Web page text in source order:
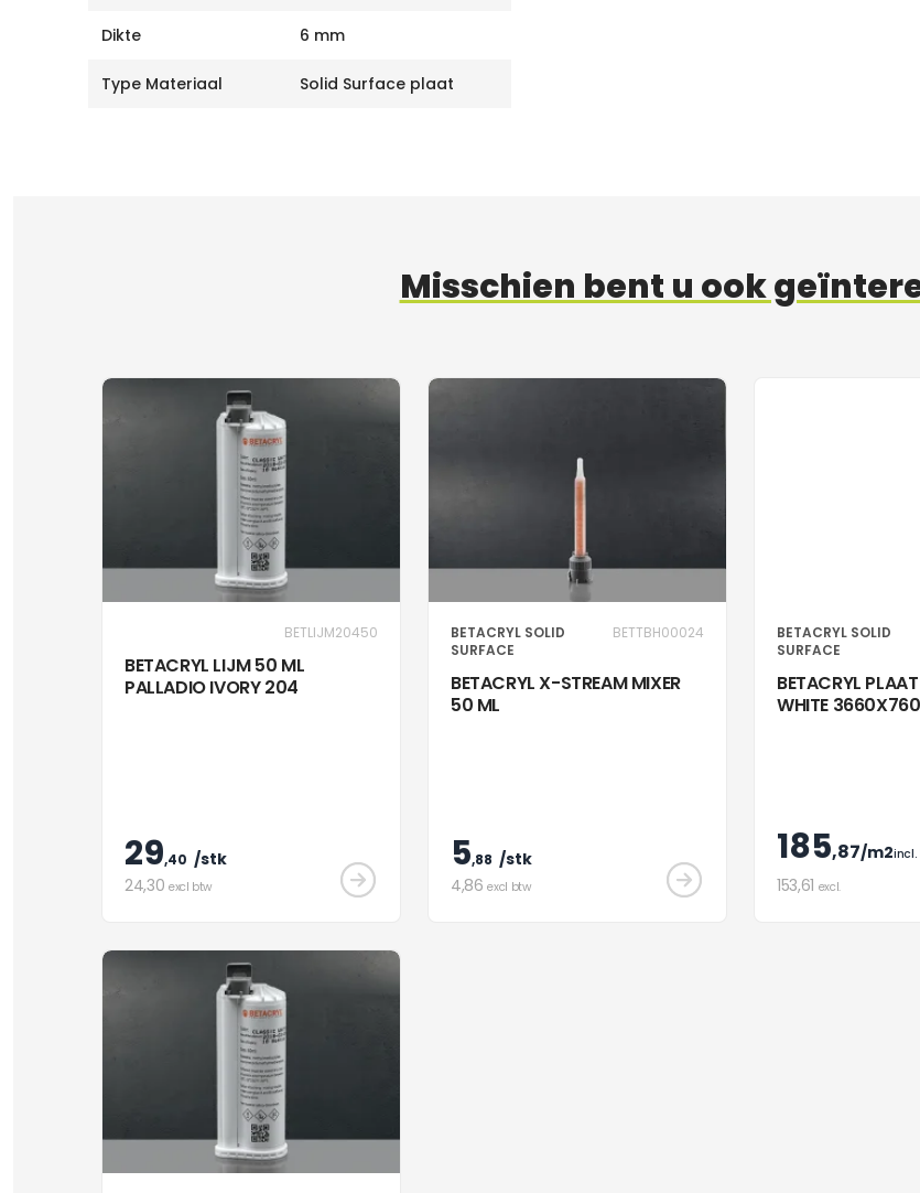
Dikte 6 mm
Type Materiaal Solid Surface plaat
Misschien bent u ook
BETLIJM20450
BETACRYL LIJM 50 ML
PALLADIO IVORY 204
29,40 /stk
24,30 excl btw
BETACRYL SOLID
SURFACE
BETTBH00024
BETACRYL X-STREAM MIXER
50 ML
5,88 /stk
4,86 excl btw
BETACRYL SOLID
SURFACE
BETACRYL
WHITE
185,87/m2
153,61 excl.